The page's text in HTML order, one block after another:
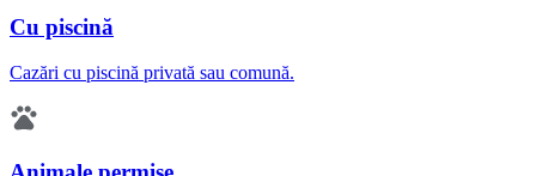
Cu piscină
Cazări cu piscină privată sau comună.